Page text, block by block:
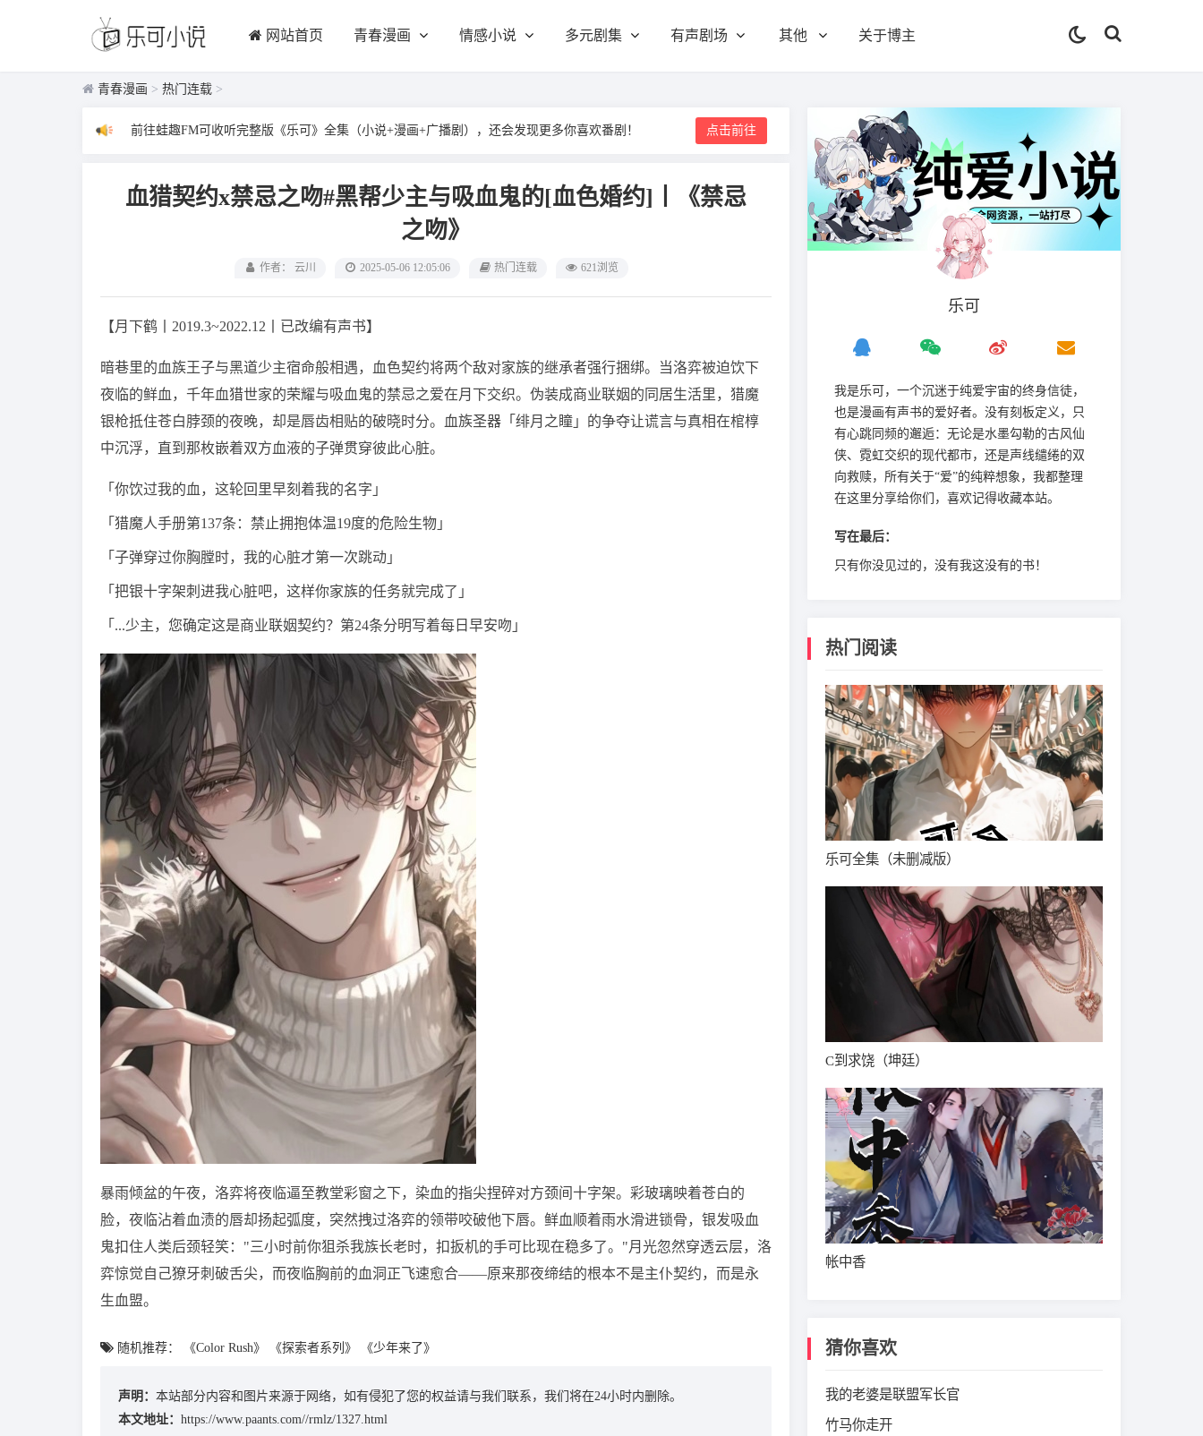
网站首页 青春漫画 情感小说 多元剧集 有声剧场 其他 关于博主
青春漫画 > 热门连载 >
前往蛙趣FM可收听完整版《乐可》全集（小说+漫画+广播剧），还会发现更多你喜欢番剧！ 点击前往
血猎契约x禁忌之吻#黑帮少主与吸血鬼的[血色婚约]丨《禁忌
之吻》
作者： 云川 2025-05-06 12:05:06 热门连载 621浏览
【月下鹤丨2019.3~2022.12丨已改编有声书】
暗巷里的血族王子与黑道少主宿命般相遇，血色契约将两个敌对家族的继承者强行捆绑。当洛弈被迫饮下
夜临的鲜血，千年血猎世家的荣耀与吸血鬼的禁忌之爱在月下交织。伪装成商业联姻的同居生活里，猎魔
银枪抵住苍白脖颈的夜晚，却是唇齿相贴的破晓时分。血族圣器「绯月之瞳」的争夺让谎言与真相在棺椁
中沉浮，直到那枚嵌着双方血液的子弹贯穿彼此心脏。
「你饮过我的血，这轮回里早刻着我的名字」
「猎魔人手册第137条：禁止拥抱体温19度的危险生物」
「子弹穿过你胸膛时，我的心脏才第一次跳动」
「把银十字架刺进我心脏吧，这样你家族的任务就完成了」
「...少主，您确定这是商业联姻契约？第24条分明写着每日早安吻」
暴雨倾盆的午夜，洛弈将夜临逼至教堂彩窗之下，染血的指尖捏碎对方颈间十字架。彩玻璃映着苍白的
脸，夜临沾着血渍的唇却扬起弧度，突然拽过洛弈的领带咬破他下唇。鲜血顺着雨水滑进锁骨，银发吸血
鬼扣住人类后颈轻笑："三小时前你狙杀我族长老时，扣扳机的手可比现在稳多了。"月光忽然穿透云层，洛
弈惊觉自己獠牙刺破舌尖，而夜临胸前的血洞正飞速愈合——原来那夜缔结的根本不是主仆契约，而是永
生血盟。
随机推荐： 《Color Rush》 《探索者系列》 《少年来了》
声明： 本站部分内容和图片来源于网络，如有侵犯了您的权益请与我们联系，我们将在24小时内删除。
本文地址： https://www.paants.com//rmlz/1327.html
乐可
我是‌乐可，一个沉迷于纯爱宇宙的终身信徒，
也是漫画有声书的爱好者。没有刻板定义，只
有心跳同频的邂逅：无论是水墨勾勒的古风仙
侠、霓虹交织的现代都市，还是声线缱绻的双
向救赎，所有关于“爱”的纯粹想象，我都整理
在这里分享给你们，喜欢记得收藏本站。
写在最后：
只有你没见过的，没有我这没有的书！
热门阅读
乐可全集（未删减版）
C到求饶（坤廷）
帐中香
猜你喜欢
我的老婆是联盟军长官
竹马你走开